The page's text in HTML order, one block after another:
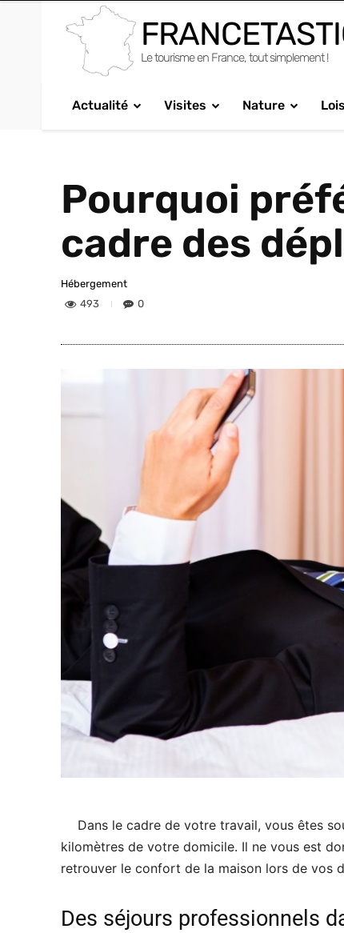
Le tourisme en France, tout simplement !
Actualité Visites Nature
Pourquoi
cadre des
Hébergement
493
0
Dans le cadre de votre travail, vous êtes
kilomètres de votre domicile. Il ne vous est
retrouver le confort de la maison lors de vos
Des séjours professionnels